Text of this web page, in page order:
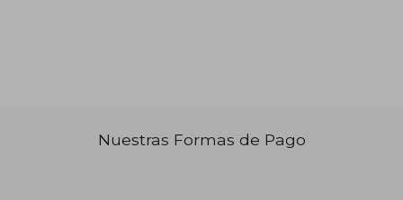
Nuestras Formas de Pago